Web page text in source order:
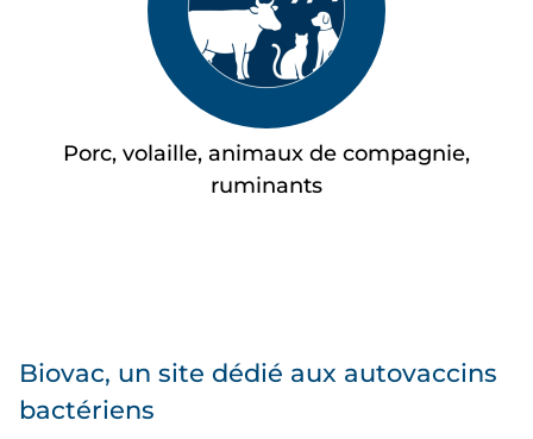
Porc, volaille, animaux de compagnie,
ruminants
Biovac, un site dédié aux autovaccins
bactériens